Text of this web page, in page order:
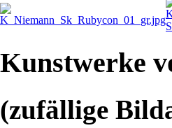
Kunstwerke
(zufällige